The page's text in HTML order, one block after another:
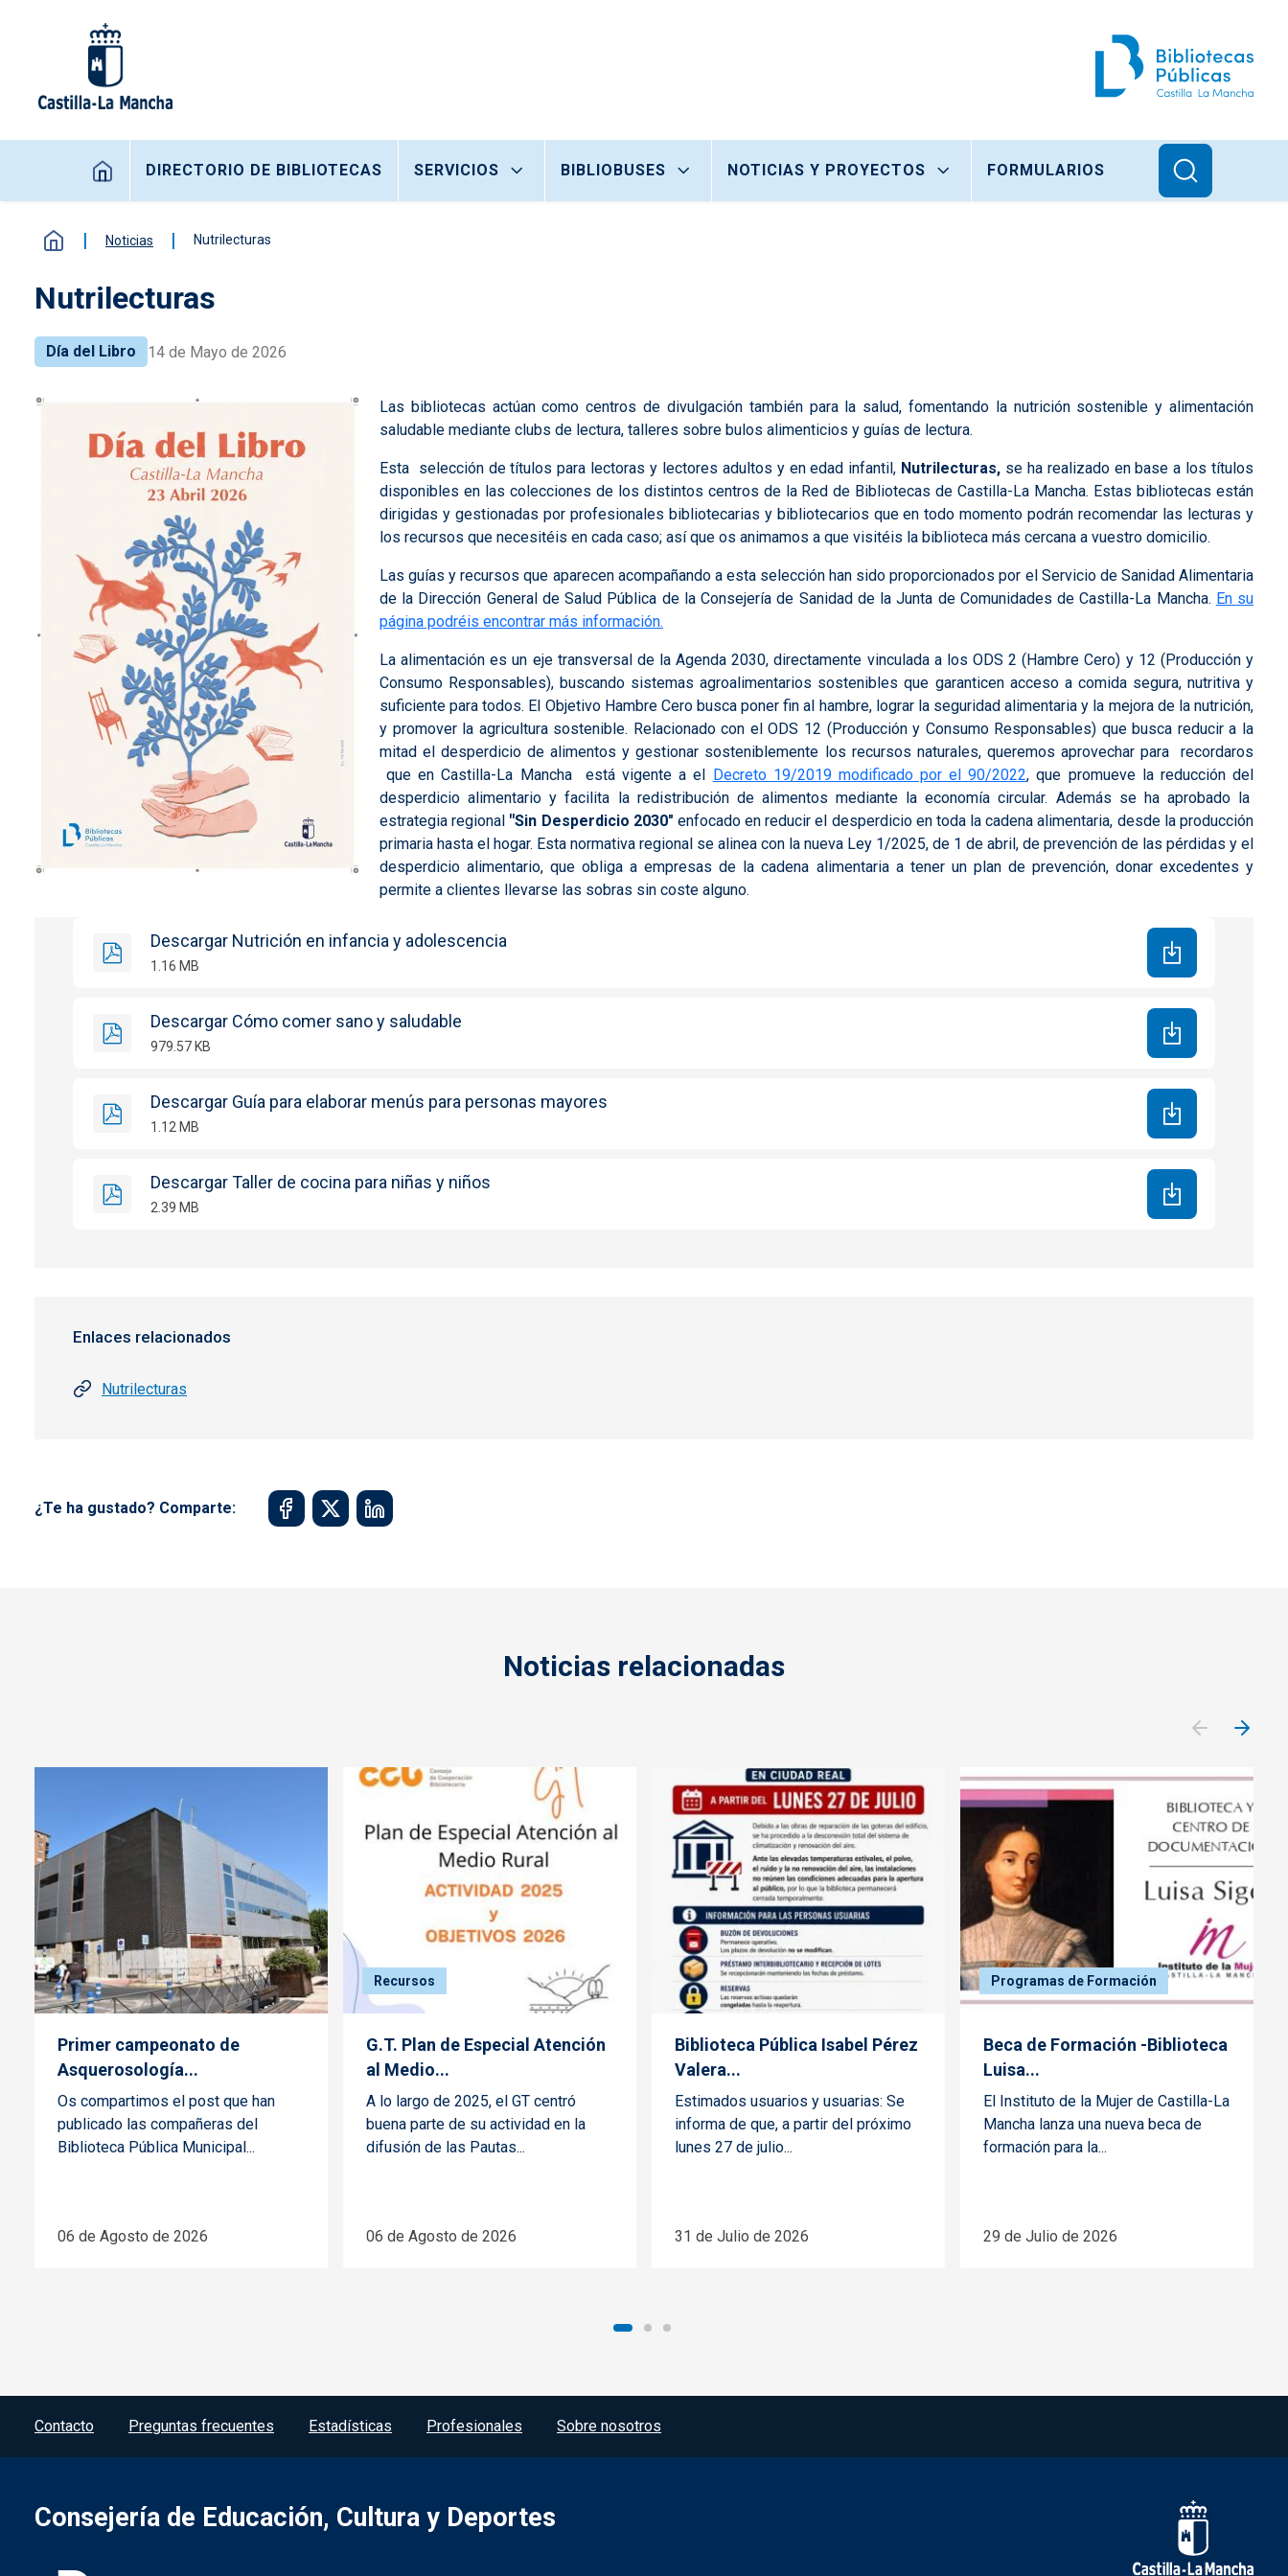
Navegación principal
DIRECTORIO DE BIBLIOTECAS SERVICIOS BIBLIOBUSES NOTICIAS Y PROYECTOS FORMULARIOS
Noticias Nutrilecturas
Nutrilecturas
Día del Libro 14 de Mayo de 2026
Las bibliotecas actúan como centros de divulgación también para la salud, fomentando la nutrición sostenible y alimentación
saludable mediante clubs de lectura, talleres sobre bulos alimenticios y guías de lectura.
Esta selección de títulos para lectoras y lectores adultos y en edad infantil, Nutrilecturas, se ha realizado en base a los títulos
disponibles en las colecciones de los distintos centros de la Red de Bibliotecas de Castilla-La Mancha. Estas bibliotecas están
dirigidas y gestionadas por profesionales bibliotecarias y bibliotecarios que en todo momento podrán recomendar las lecturas y
los recursos que necesitéis en cada caso; así que os animamos a que visitéis la biblioteca más cercana a vuestro domicilio.
Las guías y recursos que aparecen acompañando a esta selección han sido proporcionados por el Servicio de Sanidad Alimentaria
de la Dirección General de Salud Pública de la Consejería de Sanidad de la Junta de Comunidades de Castilla-La Mancha. En su
página podréis encontrar más información.
La alimentación es un eje transversal de la Agenda 2030, directamente vinculada a los ODS 2 (Hambre Cero) y 12 (Producción y
Consumo Responsables), buscando sistemas agroalimentarios sostenibles que garanticen acceso a comida segura, nutritiva y
suficiente para todos. El Objetivo Hambre Cero busca poner fin al hambre, lograr la seguridad alimentaria y la mejora de la nutrición,
y promover la agricultura sostenible. Relacionado con el ODS 12 (Producción y Consumo Responsables) que busca reducir a la
mitad el desperdicio de alimentos y gestionar sosteniblemente los recursos naturales, queremos aprovechar para recordaros
que en Castilla-La Mancha está vigente a el Decreto 19/2019 modificado por el 90/2022, que promueve la reducción del
desperdicio alimentario y facilita la redistribución de alimentos mediante la economía circular. Además se ha aprobado la
estrategia regional "Sin Desperdicio 2030" enfocado en reducir el desperdicio en toda la cadena alimentaria, desde la producción
primaria hasta el hogar. Esta normativa regional se alinea con la nueva Ley 1/2025, de 1 de abril, de prevención de las pérdidas y el
desperdicio alimentario, que obliga a empresas de la cadena alimentaria a tener un plan de prevención, donar excedentes y
permite a clientes llevarse las sobras sin coste alguno.
Descargar Nutrición en infancia y adolescencia
1.16 MB
Descargar Cómo comer sano y saludable
979.57 KB
Descargar Guía para elaborar menús para personas mayores
1.12 MB
Descargar Taller de cocina para niñas y niños
2.39 MB
Enlaces relacionados
Nutrilecturas
¿Te ha gustado? Comparte:
Noticias relacionadas
Primer campeonato de
Asquerosología...
Os compartimos el post que han
publicado las compañeras del
Biblioteca Pública Municipal...
06 de Agosto de 2026
Recursos
G.T. Plan de Especial Atención
al Medio...
A lo largo de 2025, el GT centró
buena parte de su actividad en la
difusión de las Pautas...
06 de Agosto de 2026
Biblioteca Pública Isabel Pérez
Valera...
Estimados usuarios y usuarias: Se
informa de que, a partir del próximo
lunes 27 de julio...
31 de Julio de 2026
Programas de Formación
Beca de Formación -Biblioteca
Luisa...
El Instituto de la Mujer de Castilla-La
Mancha lanza una nueva beca de
formación para la...
29 de Julio de 2026
Menú del pie
Contacto Preguntas frecuentes Estadísticas Profesionales Sobre nosotros
Consejería de Educación, Cultura y Deportes